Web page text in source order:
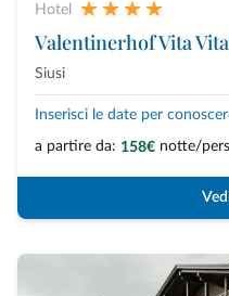
Hotel
Valentinerhof Vita
Siusi
Inserisci le date per
a partire da: 158€ notte/